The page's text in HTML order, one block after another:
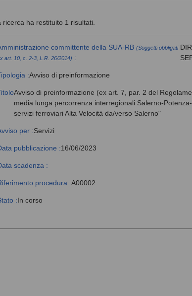
ricerca ha restituito 1 risultati.
committente della SUA-RB (Soggetti obbligati
art. 10, c. 2-3, L.R. 26/2014) :
:Avviso di preinformazione
Avviso di preinformazione (ex art. 7, par. 2 del
media lunga percorrenza interregionali Salerno-
servizi ferroviari Alta Velocità da/verso Salerno"
per :Servizi
pubblicazione :16/06/2023
scadenza :
procedura :A00002
:In corso